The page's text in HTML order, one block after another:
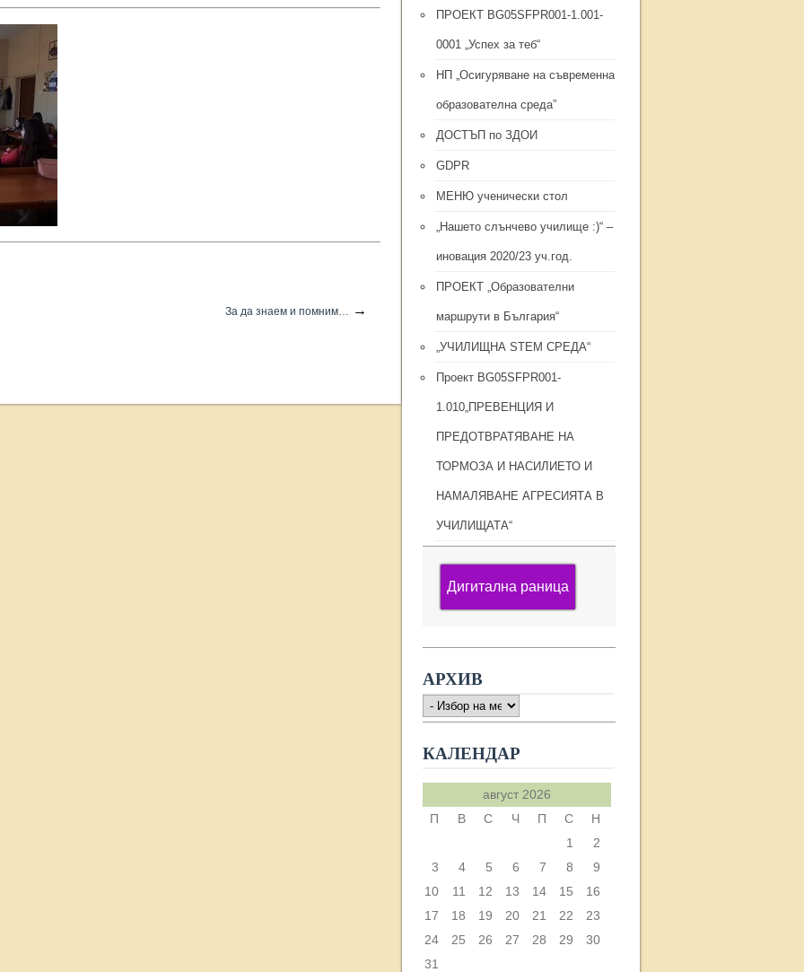
За да знаем и помним… →
ПРОЕКТ BG05SFPR001-1.001-
0001 „Успех за теб“
НП „Осигуряване на съвременна
образователна среда”
ДОСТЪП по ЗДОИ
GDPR
МЕНЮ ученически стол
„Нашето слънчево училище :)“ –
иновация 2020/23 уч.год.
ПРОЕКТ „Образователни
маршрути в България“
„УЧИЛИЩНА STEM СРЕДА“
Проект BG05SFPR001-
1.010„ПРЕВЕНЦИЯ И
ПРЕДОТВРАТЯВАНЕ НА
ТОРМОЗА И НАСИЛИЕТО И
НАМАЛЯВАНЕ АГРЕСИЯТА В
УЧИЛИЩАТА“
Дигитална раница
АРХИВ
АРХИВ
КАЛЕНДАР
август 2026
П
В С Ч П С
Н
1
2
3
4 5 6 7 8
9
10
11 12 13 14 15
16
17
18 19 20 21 22
23
24
25 26 27 28 29
30
31